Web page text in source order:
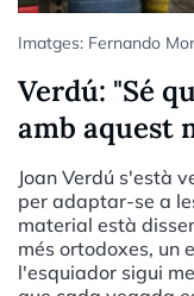
Imatges: Fernando
Verdú: "Sé
amb aquest
Joan Verdú s'està
per adaptar-se a
material està
més ortodoxes, un
l'esquiador sigui